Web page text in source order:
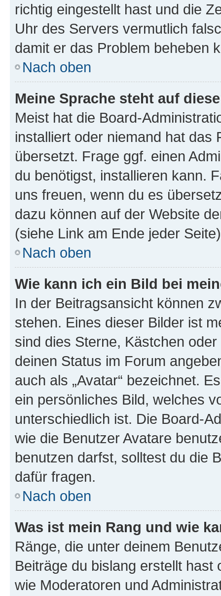
richtig eingestellt hast und die
Uhr des Servers vermutlich
damit er das Problem beheben
Nach oben
Meine Sprache steht auf
Meist hat die Board-
installiert oder niemand hat das
übersetzt. Frage ggf. einen
du benötigst, installieren kann.
uns freuen, wenn du es
dazu können auf der Website
(siehe Link am Ende jeder
Nach oben
Wie kann ich ein Bild bei
In der Beitragsansicht können
stehen. Eines dieser Bilder ist
sind dies Sterne, Kästchen
deinen Status im Forum
auch als „Avatar“ bezeichnet.
ein persönliches Bild, welches
unterschiedlich ist. Die Board-
wie die Benutzer Avatare
benutzen darfst, solltest du die
dafür fragen.
Nach oben
Was ist mein Rang und wie
Ränge, die unter deinem
Beiträge du bislang erstellt
wie Moderatoren und